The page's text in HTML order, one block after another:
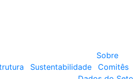
Sobre
Sustentabilidade Comitês